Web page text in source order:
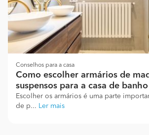
Conselhos para a casa
Como escolher armários de
suspensos para a casa de banho
Escolher os armários é uma parte
de p... Ler mais